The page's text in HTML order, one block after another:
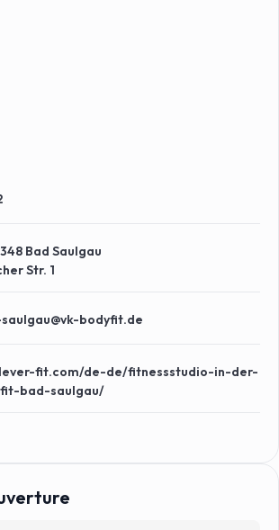
Bad Saulgau
Str. 1
bodyfit.de
fit.com/de-de/fitnessstudio-in-der-
bad-saulgau/